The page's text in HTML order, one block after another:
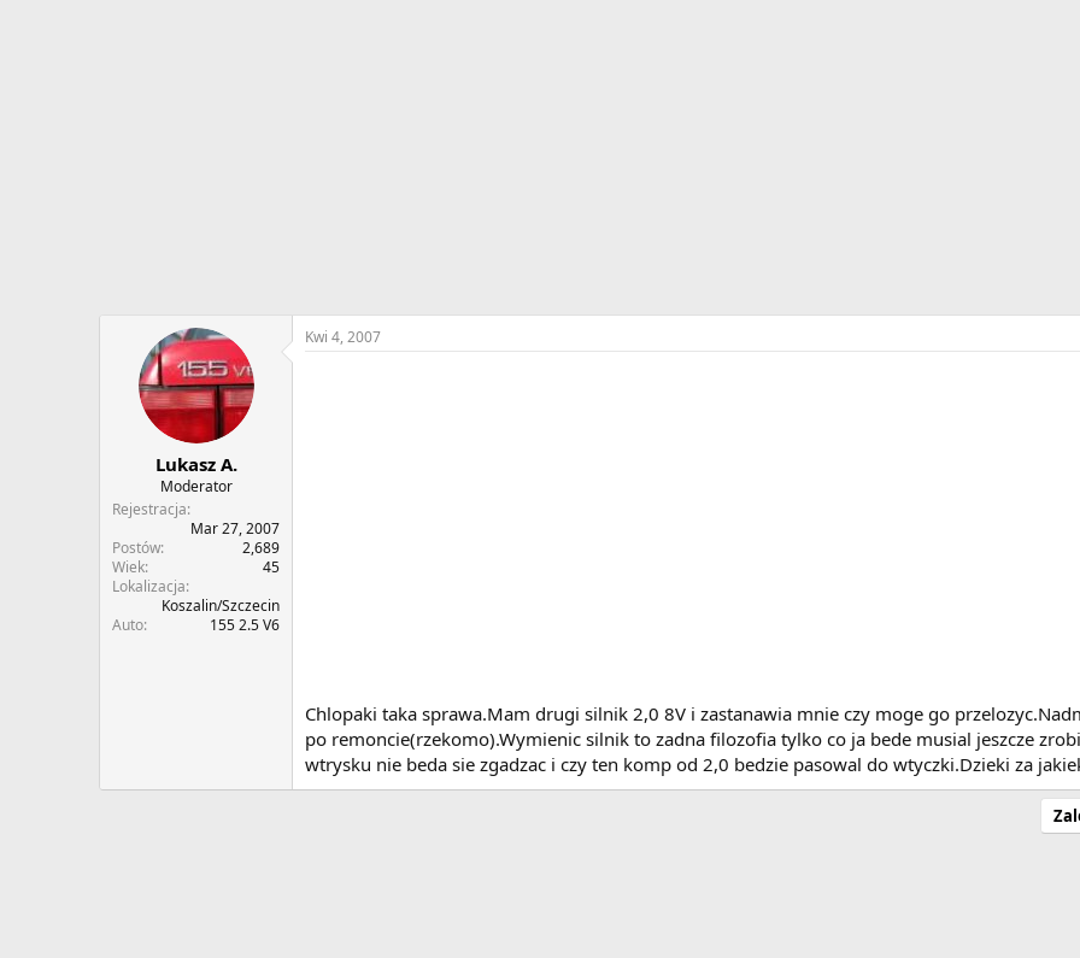
Lukasz A.
Moderator
Rejestracja
Mar 27, 2007
Postów
2,689
Wiek
45
Lokalizacja
Koszalin/Szczecin
Auto
155 2.5 V6
Kwi 4, 2007
Chlopaki taka sprawa.Mam drugi silnik 2,0 8V i zastanawia mnie czy moge go
po remoncie(rzekomo).Wymienic silnik to zadna filozofia tylko co ja bede musial jeszcze
wtrysku nie beda sie zgadzac i czy ten komp od 2,0 bedzie pasowal do wtyczki.Dzieki za